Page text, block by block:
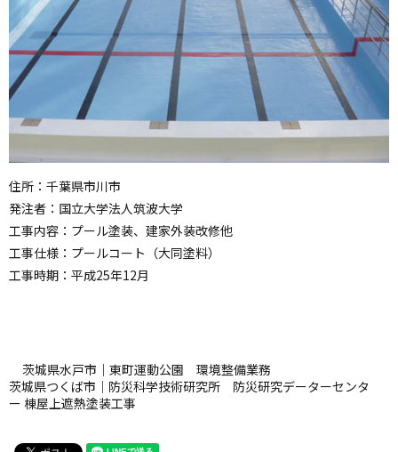
住所：千葉県市川市
発注者：国立大学法人筑波大学
工事内容：プール塗装、建家外装改修他
工事仕様：プールコート（大同塗料）
工事時期：平成25年12月
茨城県水戸市｜東町運動公園 環境整備業務
茨城県つくば市｜防災科学技術研究所 防災研究データーセンタ
ー 棟屋上遮熱塗装工事